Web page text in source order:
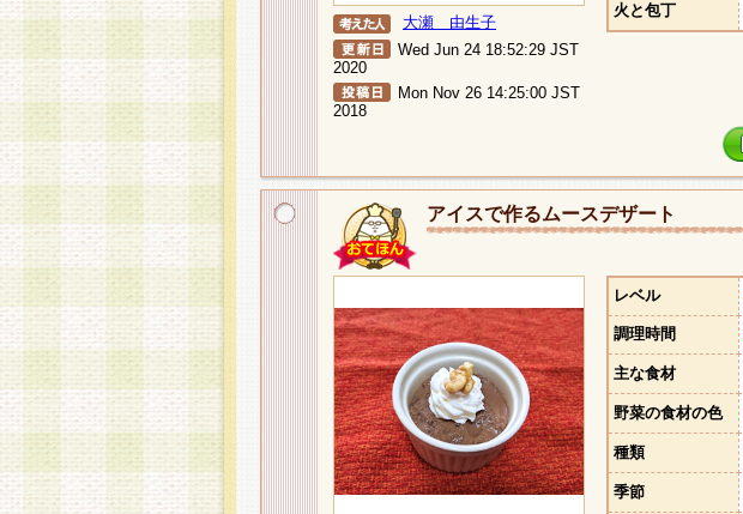
大瀬 由生子
Wed Jun 24 18:52:29 JST
2020
Mon Nov 26 14:25:00 JST
2018
火と包丁
アイスで作るムースデザート
レベル
調理時間
主な食材
野菜の食材の色
種類
季節